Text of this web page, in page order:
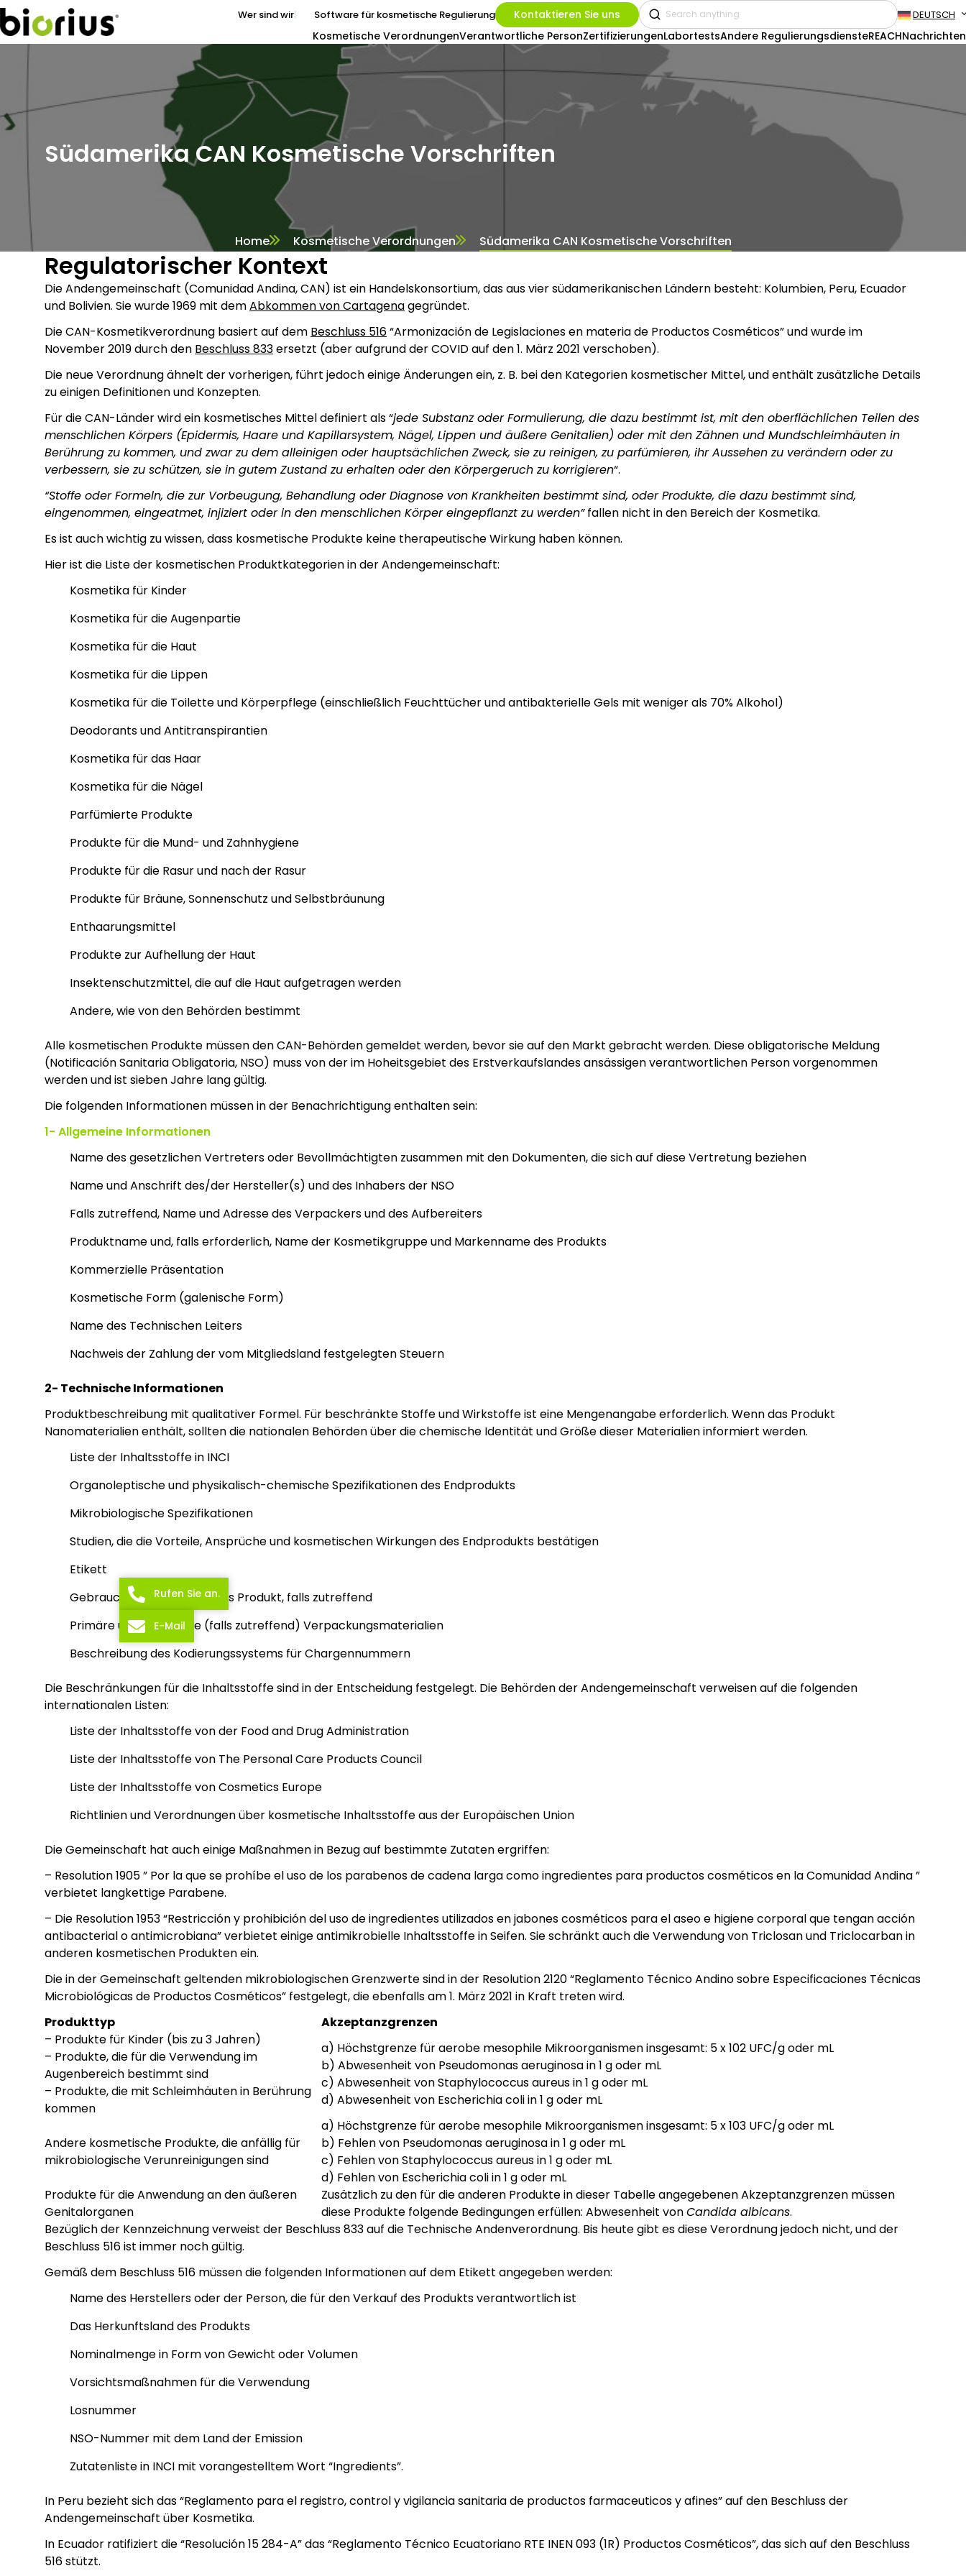
Wer sind wir Software für kosmetische Regulierung Kontaktieren Sie uns DEUTSCH
Kosmetische VerordnungenVerantwortliche PersonZertifizierungenLabortestsAndere RegulierungsdiensteREACHNachrichten
Südamerika CAN Kosmetische Vorschriften
Home Kosmetische Verordnungen Südamerika CAN Kosmetische Vorschriften
Regulatorischer Kontext
Die Andengemeinschaft (Comunidad Andina, CAN) ist ein Handelskonsortium, das aus vier südamerikanischen Ländern besteht: Kolumbien, Peru, Ecuador
und Bolivien. Sie wurde 1969 mit demAbkommen von Cartagenagegründet.
Die CAN-Kosmetikverordnung basiert auf dem Beschluss 516“Armonización de Legislaciones en materia de Productos Cosméticos” und wurde im
November 2019 durch den Beschluss 833ersetzt (aber aufgrund der COVID auf den 1. März 2021 verschoben).
Die neue Verordnung ähnelt der vorherigen, führt jedoch einige Änderungen ein, z. B. bei den Kategorien kosmetischer Mittel, und enthält zusätzliche Details
zu einigen Definitionen und Konzepten.
Für die CAN-Länder wird ein kosmetisches Mittel definiert als “jede Substanz oder Formulierung, die dazu bestimmt ist, mit den oberflächlichen Teilen des
menschlichen Körpers (Epidermis, Haare und Kapillarsystem, Nägel, Lippen und äußere Genitalien) oder mit den Zähnen und Mundschleimhäuten in
Berührung zu kommen, und zwar zu dem alleinigen oder hauptsächlichen Zweck, sie zu reinigen, zu parfümieren, ihr Aussehen zu verändern oder zu
verbessern, sie zu schützen, sie in gutem Zustand zu erhalten oder den Körpergeruch zu korrigieren“.
“Stoffe oder Formeln, die zur Vorbeugung, Behandlung oder Diagnose von Krankheiten bestimmt sind, oder Produkte, die dazu bestimmt sind,
eingenommen, eingeatmet, injiziert oder in den menschlichen Körper eingepflanzt zu werden”fallen nicht in den Bereich der Kosmetika.
Es ist auch wichtig zu wissen, dass kosmetische Produkte keine therapeutische Wirkung haben können.
Hier ist die Liste der kosmetischen Produktkategorien in der Andengemeinschaft:
Kosmetika für Kinder
Kosmetika für die Augenpartie
Kosmetika für die Haut
Kosmetika für die Lippen
Kosmetika für die Toilette und Körperpflege (einschließlich Feuchttücher und antibakterielle Gels mit weniger als 70% Alkohol)
Deodorants und Antitranspirantien
Kosmetika für das Haar
Kosmetika für die Nägel
Parfümierte Produkte
Produkte für die Mund- und Zahnhygiene
Produkte für die Rasur und nach der Rasur
Produkte für Bräune, Sonnenschutz und Selbstbräunung
Enthaarungsmittel
Produkte zur Aufhellung der Haut
Insektenschutzmittel, die auf die Haut aufgetragen werden
Andere, wie von den Behörden bestimmt
Alle kosmetischen Produkte müssen den CAN-Behörden gemeldet werden, bevor sie auf den Markt gebracht werden. Diese obligatorische Meldung
(Notificación Sanitaria Obligatoria, NSO) muss von der im Hoheitsgebiet des Erstverkaufslandes ansässigen verantwortlichen Person vorgenommen
werden und ist sieben Jahre lang gültig.
Die folgenden Informationen müssen in der Benachrichtigung enthalten sein:
1- Allgemeine Informationen
Name des gesetzlichen Vertreters oder Bevollmächtigten zusammen mit den Dokumenten, die sich auf diese Vertretung beziehen
Name und Anschrift des/der Hersteller(s) und des Inhabers der NSO
Falls zutreffend, Name und Adresse des Verpackers und des Aufbereiters
Produktname und, falls erforderlich, Name der Kosmetikgruppe und Markenname des Produkts
Kommerzielle Präsentation
Kosmetische Form (galenische Form)
Name des Technischen Leiters
Nachweis der Zahlung der vom Mitgliedsland festgelegten Steuern
2- Technische Informationen
Produktbeschreibung mit qualitativer Formel. Für beschränkte Stoffe und Wirkstoffe ist eine Mengenangabe erforderlich. Wenn das Produkt
Nanomaterialien enthält, sollten die nationalen Behörden über die chemische Identität und Größe dieser Materialien informiert werden.
Liste der Inhaltsstoffe in INCI
Organoleptische und physikalisch-chemische Spezifikationen des Endprodukts
Mikrobiologische Spezifikationen
Studien, die die Vorteile, Ansprüche und kosmetischen Wirkungen des Endprodukts bestätigen
Etikett
Gebrauchsanweisung für das Produkt, falls zutreffend
Primäre und sekundäre (falls zutreffend) Verpackungsmaterialien
Beschreibung des Kodierungssystems für Chargennummern
Die Beschränkungen für die Inhaltsstoffe sind in der Entscheidung festgelegt. Die Behörden der Andengemeinschaft verweisen auf die folgenden
internationalen Listen:
Liste der Inhaltsstoffe von der Food and Drug Administration
Liste der Inhaltsstoffe von The Personal Care Products Council
Liste der Inhaltsstoffe von Cosmetics Europe
Richtlinien und Verordnungen über kosmetische Inhaltsstoffe aus der Europäischen Union
Die Gemeinschaft hat auch einige Maßnahmen in Bezug auf bestimmte Zutaten ergriffen:
– Resolution 1905 ” Por la que se prohíbe el uso de los parabenos de cadena larga como ingredientes para productos cosméticos en la Comunidad Andina ”
verbietet langkettige Parabene.
– Die Resolution 1953 “Restricción y prohibición del uso de ingredientes utilizados en jabones cosméticos para el aseo e higiene corporal que tengan acción
antibacterial o antimicrobiana” verbietet einige antimikrobielle Inhaltsstoffe in Seifen. Sie schränkt auch die Verwendung von Triclosan und Triclocarban in
anderen kosmetischen Produkten ein.
Die in der Gemeinschaft geltenden mikrobiologischen Grenzwerte sind in der Resolution 2120 “Reglamento Técnico Andino sobre Especificaciones Técnicas
Microbiológicas de Productos Cosméticos” festgelegt, die ebenfalls am 1. März 2021 in Kraft treten wird.
Produkttyp
Akzeptanzgrenzen
– Produkte für Kinder (bis zu 3 Jahren)
– Produkte, die für die Verwendung im
Augenbereich bestimmt sind
– Produkte, die mit Schleimhäuten in Berührung
kommen
a) Höchstgrenze für aerobe mesophile Mikroorganismen insgesamt: 5 x 102 UFC/g oder mL
b) Abwesenheit von Pseudomonas aeruginosa in 1 g oder mL
c) Abwesenheit von Staphylococcus aureus in 1 g oder mL
d) Abwesenheit von Escherichia coli in 1 g oder mL
Andere kosmetische Produkte, die anfällig für
mikrobiologische Verunreinigungen sind
a) Höchstgrenze für aerobe mesophile Mikroorganismen insgesamt: 5 x 103 UFC/g oder mL
b) Fehlen von Pseudomonas aeruginosa in 1 g oder mL
c) Fehlen von Staphylococcus aureus in 1 g oder mL
d) Fehlen von Escherichia coli in 1 g oder mL
Produkte für die Anwendung an den äußeren
Genitalorganen
Zusätzlich zu den für die anderen Produkte in dieser Tabelle angegebenen Akzeptanzgrenzen müssen
diese Produkte folgende Bedingungen erfüllen: Abwesenheit vonCandida albicans.
Bezüglich der Kennzeichnung verweist der Beschluss 833 auf die Technische Andenverordnung. Bis heute gibt es diese Verordnung jedoch nicht, und der
Beschluss 516 ist immer noch gültig.
Gemäß dem Beschluss 516 müssen die folgenden Informationen auf dem Etikett angegeben werden:
Name des Herstellers oder der Person, die für den Verkauf des Produkts verantwortlich ist
Das Herkunftsland des Produkts
Nominalmenge in Form von Gewicht oder Volumen
Vorsichtsmaßnahmen für die Verwendung
Losnummer
NSO-Nummer mit dem Land der Emission
Zutatenliste in INCI mit vorangestelltem Wort “Ingredients”.
In Peru bezieht sich das “Reglamento para el registro, control y vigilancia sanitaria de productos farmaceuticos y afines” auf den Beschluss der
Andengemeinschaft über Kosmetika.
In Ecuador ratifiziert die “Resolución 15 284-A” das “Reglamento Técnico Ecuatoriano RTE INEN 093 (1R) Productos Cosméticos”, das sich auf den Beschluss
516 stützt.
Rufen Sie an.
E-Mail